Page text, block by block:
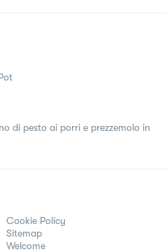
di pesto ai porri e prezzemolo in
Cookie Policy
Sitemap
Welcome